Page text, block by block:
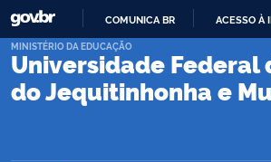
PARA
CONTEÚDO
COMUNICA BR ACESSO À
Universidade Federal
do Jequitinhonha e
MINISTÉRIO DA EDUCAÇÃO